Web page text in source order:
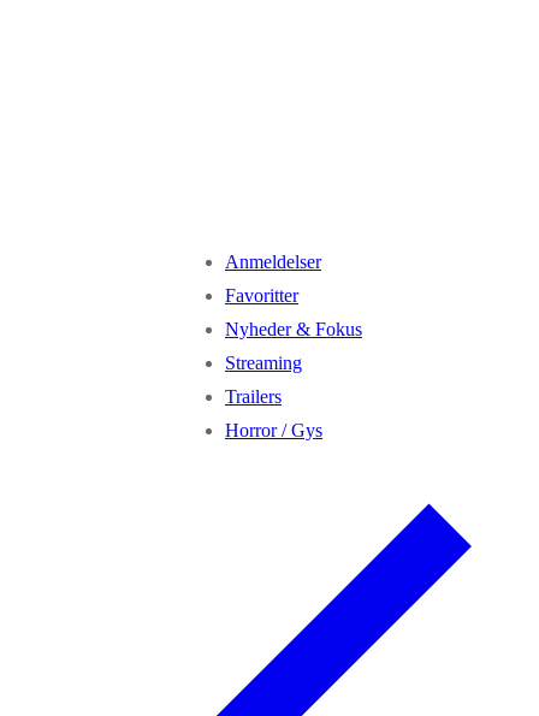
Anmeldelser
Favoritter
Nyheder & Fokus
Streaming
Trailers
Horror / Gys